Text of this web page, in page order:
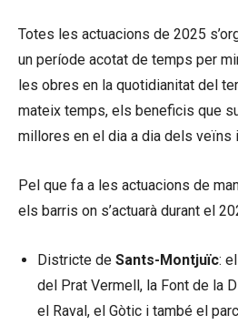
Totes les actuacions de 2025
un període acotat de temps per
les obres en la quotidianitat del
mateix temps, els beneficis que
millores en el dia a dia dels veïns
Pel que fa a les actuacions de
els barris on s’actuarà durant el
Districte de Sants-Montjuïc:
del Prat Vermell, la Font de la
el Raval, el Gòtic i també el